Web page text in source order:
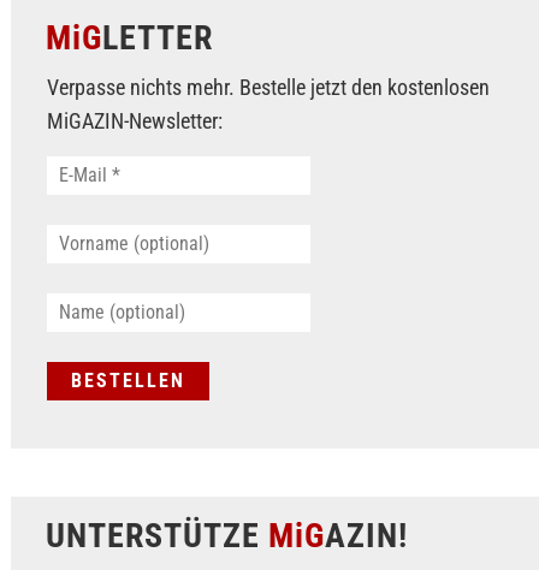
MiGLETTER
Verpasse nichts mehr. Bestelle jetzt den kostenlosen
MiGAZIN-Newsletter:
UNTERSTÜTZE MiGAZIN!